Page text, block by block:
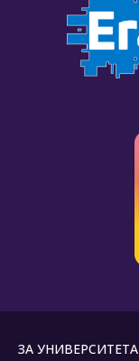
ЗА УНИВЕРСИТЕТА